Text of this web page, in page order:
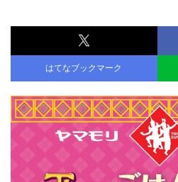
はてなブックマーク